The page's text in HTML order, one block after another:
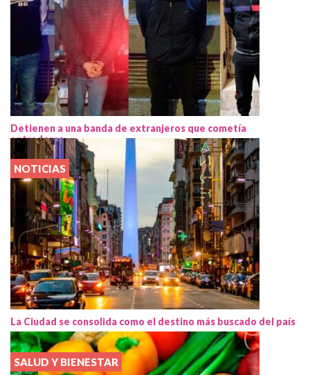
Detienen a una banda de extranjeros que cometía
entraderas
NOTICIAS
La Ciudad se consolida como el destino más buscado del país
SALUD Y BIENESTAR